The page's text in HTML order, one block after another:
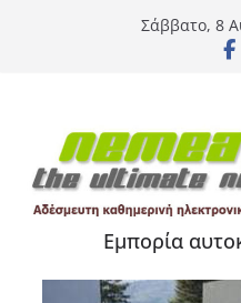
Σάββατο, 8
Εμπορία